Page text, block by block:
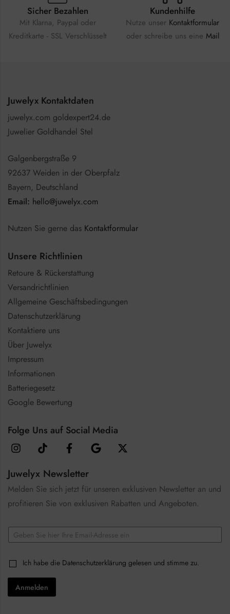
Sicher Bezahlen
Mit Klarna, Paypal oder
Kreditkarte - SSL Verschlüsselt
Kundenhilfe
Nutze unser Kontaktformular
oder schreibe uns eine Mail
Juwelyx Kontaktdaten
juwelyx.com goldexpert24.de
Juwelier Goldhandel Stel
Galgenbergstraße 9
92637 Weiden in der Oberpfalz
Bayern, Deutschland
Email: hello@juwelyx.com
Nutzen Sie gerne das Kontaktformular
Unsere Richtlinien
Retoure & Rückerstattung
Versandrichtlinien
Allgemeine Geschäftsbedingungen
Datenschutzerklärung
Kontaktiere uns
Über Juwelyx
Impressum
Informationen
Batteriegesetz
Google Bewertung
Folge Uns auf Social Media
Juwelyx Newsletter
Melden Sie sich jetzt für unseren exklusiven Newsletter an und
profitieren Sie von exklusiven Rabatten und Angeboten.
e
k
b
o
e
E
m
lC
h
e
k
Ich habe die Datenschutzerklärung gelesen und stimme zu.
Anmelden